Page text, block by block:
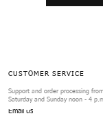
CUSTOMER SERVICE
Support and order processing
Saturday and Sunday noon - 4
Email us